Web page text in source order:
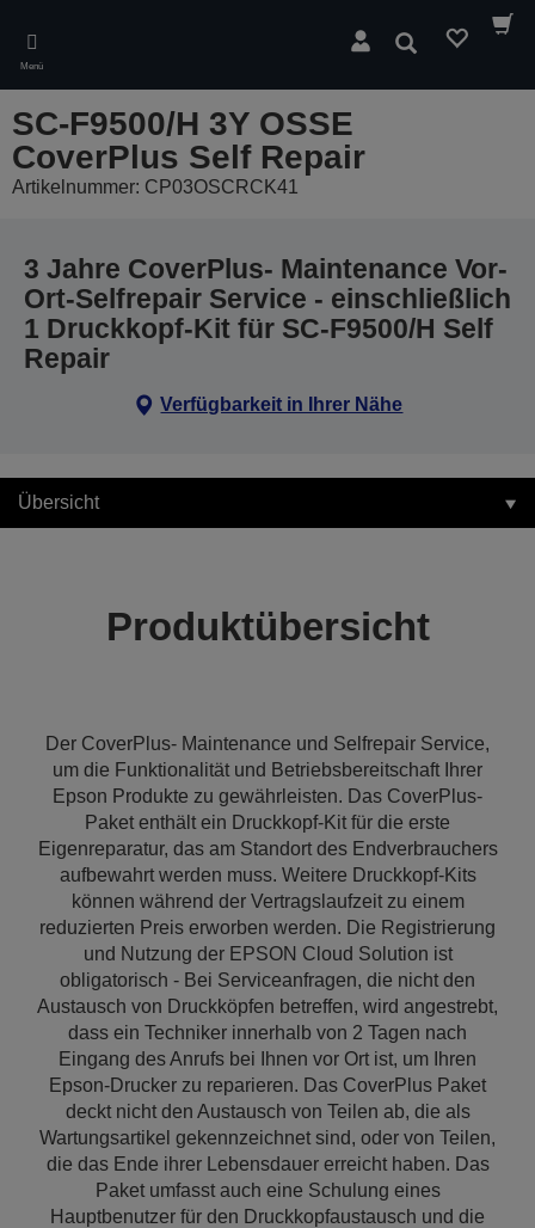
main
content
Menü
Suchen
SC-F9500/H 3Y OSSE
CoverPlus Self Repair
Artikelnummer: CP03OSCRCK41
3 Jahre CoverPlus- Maintenance Vor-
Ort-Selfrepair Service - einschließlich
1 Druckkopf-Kit für SC-F9500/H Self
Repair
Verfügbarkeit in Ihrer Nähe
Übersicht
Produktübersicht
Der CoverPlus- Maintenance und Selfrepair Service,
um die Funktionalität und Betriebsbereitschaft Ihrer
Epson Produkte zu gewährleisten. Das CoverPlus-
Paket enthält ein Druckkopf-Kit für die erste
Eigenreparatur, das am Standort des Endverbrauchers
aufbewahrt werden muss. Weitere Druckkopf-Kits
können während der Vertragslaufzeit zu einem
reduzierten Preis erworben werden. Die Registrierung
und Nutzung der EPSON Cloud Solution ist
obligatorisch - Bei Serviceanfragen, die nicht den
Austausch von Druckköpfen betreffen, wird angestrebt,
dass ein Techniker innerhalb von 2 Tagen nach
Eingang des Anrufs bei Ihnen vor Ort ist, um Ihren
Epson-Drucker zu reparieren. Das CoverPlus Paket
deckt nicht den Austausch von Teilen ab, die als
Wartungsartikel gekennzeichnet sind, oder von Teilen,
die das Ende ihrer Lebensdauer erreicht haben. Das
Paket umfasst auch eine Schulung eines
Hauptbenutzer für den Druckkopfaustausch und die